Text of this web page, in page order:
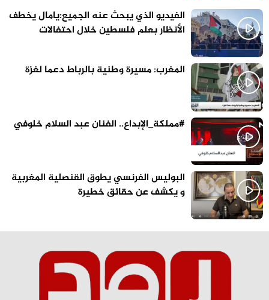
الفيديو الذي يبحث عنه الجميع:يامال يخطف
الأنظار بعلم فلسطين خلال احتفالات
المغرب: مسيرة وطنية بالرباط دعما لغزة
#مملكة_الإبداع.. الفنان عبد السلام خلوفي
البوليس الفرنسي يطوق القنصلية المغربية
و يكشف عن حقائق خطيرة